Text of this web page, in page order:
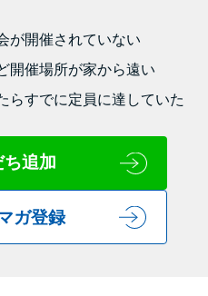
が開催されていない
開催場所が家から遠い
らすでに定員に達していた
ち追加
ガ登録